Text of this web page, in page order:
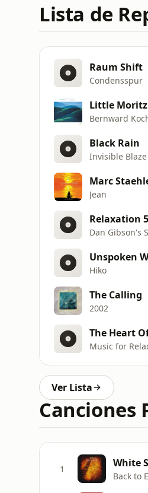
Lista de
Raum Shift
Condensspur
Little Moritz
Bernward
Black Rain
Invisible Blaze
Marc
Jean
Relaxation 5
Dan Gibson's
Unspoken
Hiko
The Calling
2002
The Heart
Music for
Ver Lista
Canciones
1 White
Back to